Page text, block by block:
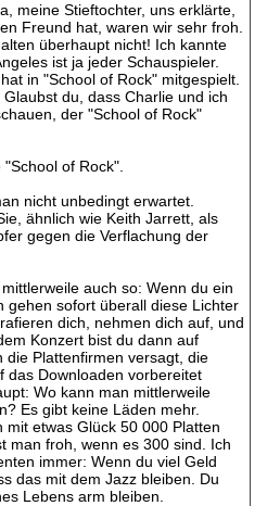
meine Stieftochter, uns erklärte,
Freund hat, waren wir sehr froh.
überhaupt nicht! Ich kannte
ist ja jeder Schauspieler.
in "School of Rock" mitgespielt.
du, dass Charlie und ich
der "School of Rock"
of Rock".
nicht unbedingt erwartet.
ähnlich wie Keith Jarrett, als
gegen die Verflachung der
auch so: Wenn du ein
gehen sofort überall diese Lichter
dich, nehmen dich auf, und
Konzert bist du dann auf
die Plattenfirmen versagt, die
das Downloaden vorbereitet
Wo kann man mittlerweile
Es gibt keine Läden mehr.
mit etwas Glück 50 000 Platten
man froh, wenn es 300 sind. Ich
immer: Wenn du viel Geld
das mit dem Jazz bleiben. Du
Lebens arm bleiben.